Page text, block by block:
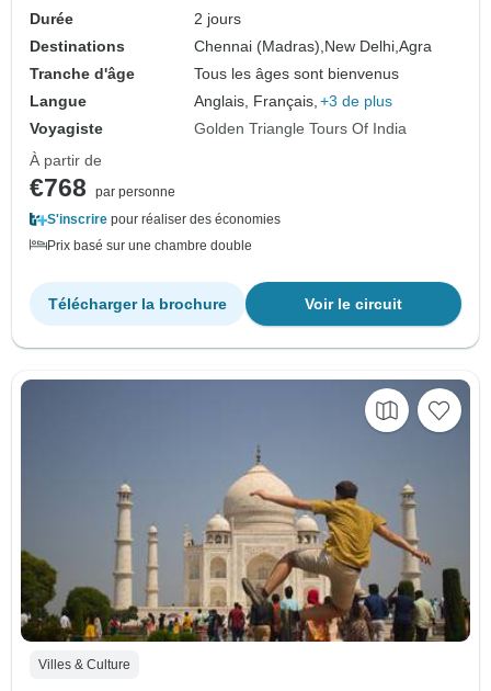
Durée
2 jours
Destinations
Chennai (Madras), New Delhi,Agra
Tranche d'âge
Tous les âges sont bienvenus
Langue
Anglais, Français, +3 de plus
Voyagiste
Golden Triangle Tours Of India
À partir de
€768
par personne
S'inscrire pour réaliser des économies
Prix basé sur une chambre double
Voir le circuit
Télécharger la brochure
Villes & Culture